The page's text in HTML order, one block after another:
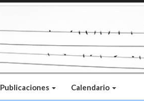
Publicaciones Calendario